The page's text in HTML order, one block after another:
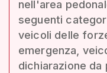
nell'area
seguenti
veicoli delle
emergenza,
dichiarazione da